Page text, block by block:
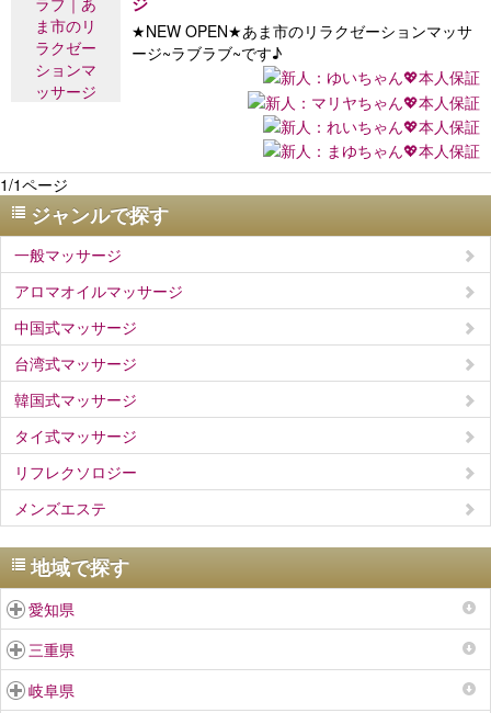
★NEW OPEN★あま市のリラクゼーションマッサ
ージ~ラブラブ~です♪
1/1ページ
ジャンルで探す
一般マッサージ
アロマオイルマッサージ
中国式マッサージ
台湾式マッサージ
韓国式マッサージ
タイ式マッサージ
リフレクソロジー
メンズエステ
地域で探す
愛知県
三重県
岐阜県